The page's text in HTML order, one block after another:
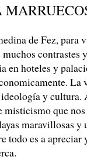
de Fez,
en hoteles y
La
y
que
maravillosas
todo es a